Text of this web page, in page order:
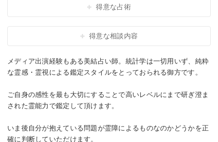
得意な占術
得意な相談内容
メディア出演経験もある美結占い師。統計学は一切用いず、純粋
な霊感・霊視による鑑定スタイルをとっておられる御方です。
ご自身の感性を最も大切にすることで高いレベルにまで研ぎ澄ま
された霊能力で鑑定して頂けます。
いま後自分が抱えている問題が霊障によるものなのかどうかを正
確に判断していただけます。